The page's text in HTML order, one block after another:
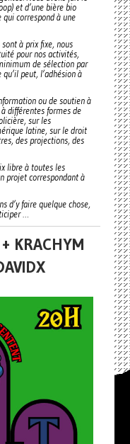
et d’une bière bio
correspond à une
à prix fixe, nous
pour nos activités,
de sélection par
qu’il peut, l’adhésion à
ou de soutien à
différentes formes de
sur les
latine, sur le droit
des projections, des
libre à toutes les
projet correspondant à
d’y faire quelque chose,
…
KRACHYM